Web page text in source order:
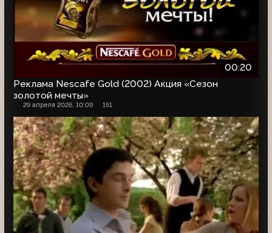
00:20
Реклама Nescafe Gold (2002) Акция «Сезон
золотой мечты»
29 апреля 2026, 10:09 151